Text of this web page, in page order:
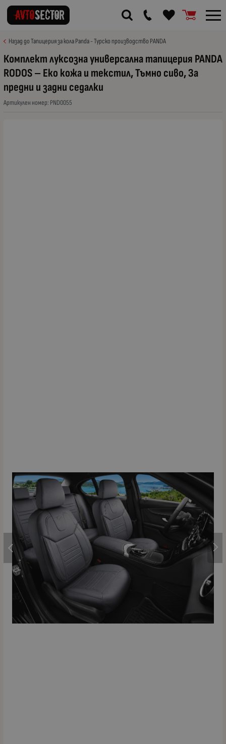
Назад до Тапицерия за кола Panda - Турско производство PANDA
Комплект луксозна универсална тапицерия PANDA
RODOS – Еко кожа и текстил, Тъмно сиво, За
предни и задни седалки
Артикулен номер: PND0055